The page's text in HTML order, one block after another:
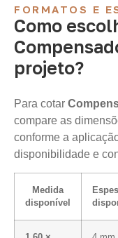
FORMATOS E
Como
projeto?
Para cotar
compare as
conforme a
disponibilidade e
Medida
disponível